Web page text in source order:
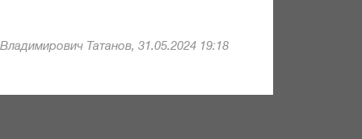
Татанов, 31.05.2024 19:18